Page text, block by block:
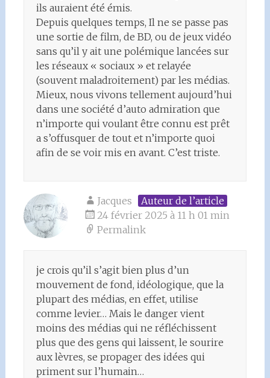
ils auraient été émis.
Depuis quelques temps, Il ne se passe pas
une sortie de film, de BD, ou de jeux vidéo
sans qu’il y ait une polémique lancées sur
les réseaux « sociaux » et relayée
(souvent maladroitement) par les médias.
Mieux, nous vivons tellement aujourd’hui
dans une société d’auto admiration que
n’importe qui voulant être connu est prêt
a s’offusquer de tout et n’importe quoi
afin de se voir mis en avant. C’est triste.
Jacques
Auteur de l’article
24 février 2025 à 11 h 01 min
Permalink
je crois qu’il s’agit bien plus d’un
mouvement de fond, idéologique, que la
plupart des médias, en effet, utilise
comme levier… Mais le danger vient
moins des médias qui ne réfléchissent
plus que des gens qui laissent, le sourire
aux lèvres, se propager des idées qui
priment sur l’humain…